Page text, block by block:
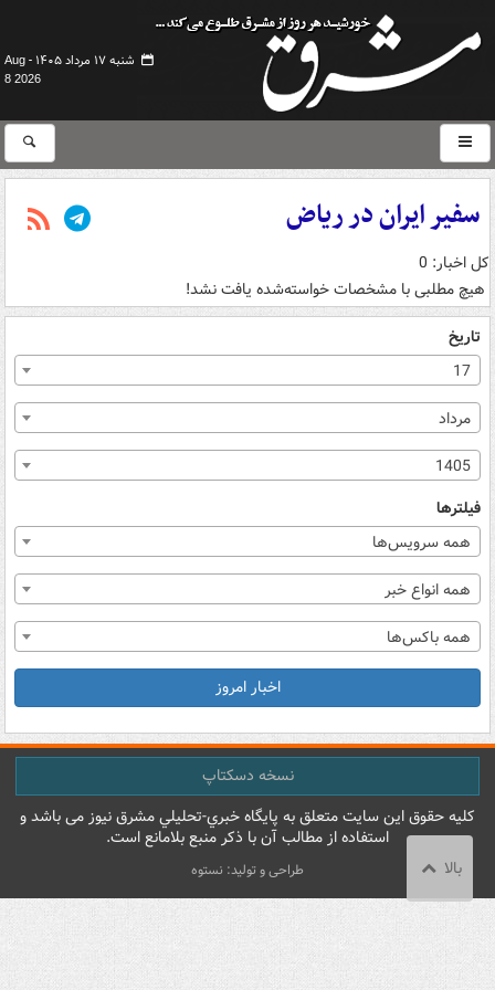
شنبه ۱۷ مرداد ۱۴۰۵ -
Aug
8 2026
سفیر ایران در ریاض
کل اخبار: 0
هیچ مطلبی با مشخصات خواسته‌شده یافت نشد!
تاریخ
17
مرداد
1405
فیلترها
همه سرویس‌ها
همه انواع خبر
همه باکس‌ها
اخبار امروز
نسخه دسکتاپ
کليه حقوق اين سايت متعلق به پایگاه خبري-تحليلي مشرق نيوز می باشد و
استفاده از مطالب آن با ذکر منبع بلامانع است.
طراحی و تولید: نستوه بالا